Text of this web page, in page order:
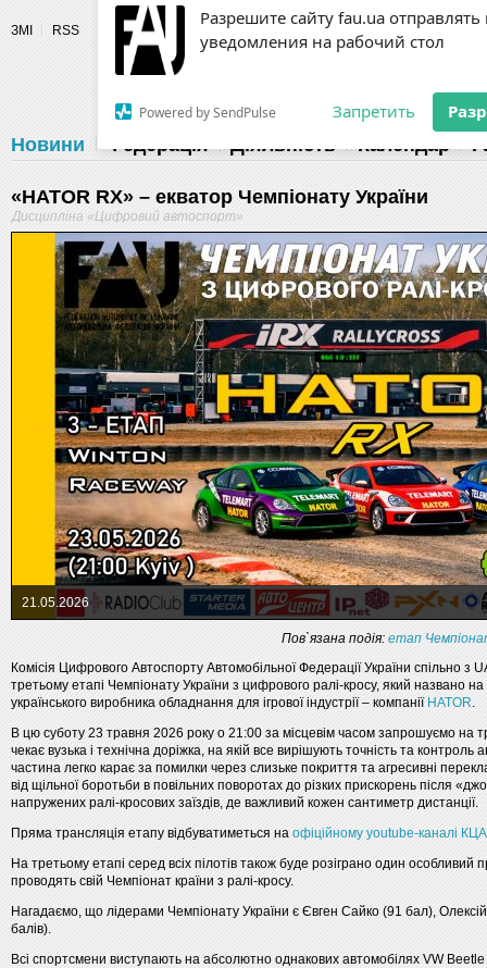
Разрешите сайту fau.ua отправлять
уведомления на рабочий стол
Powered by SendPulse Запретить
ЗМІ RSS
Новини Федерація Діяльність Календар
«HATOR RX» – екватор Чемпіонату України
Дисципліна «Цифровий автоспорт»
21.05.2026
Пов`язана подія: етап
Комісія Цифрового Автоспорту Автомобільної Федерації України спільно з
третьому етапі Чемпіонату України з цифрового ралі-кросу, який названо
українського виробника обладнання для ігрової індустрії – компанії HATOR.
В цю суботу 23 травня 2026 року о 21:00 за місцевім часом запрошуємо на
чекає вузька і технічна доріжка, на якій все вирішують точність та контроль
частина легко карає за помилки через слизьке покриття та агресивні
від щільної боротьби в повільних поворотах до різких прискорень після
напружених ралі-кросових заїздів, де важливий кожен сантиметр дистанції.
Пряма трансляція етапу відбуватиметься на офіційному youtube-каналі
На третьому етапі серед всіх пілотів також буде розіграно один особливий
проводять свій Чемпіонат країни з ралі-кросу.
Нагадаємо, що лідерами Чемпіонату України є Євген Сайко (91 бал),
балів).
Всі спортсмени виступають на абсолютно однакових автомобілях VW